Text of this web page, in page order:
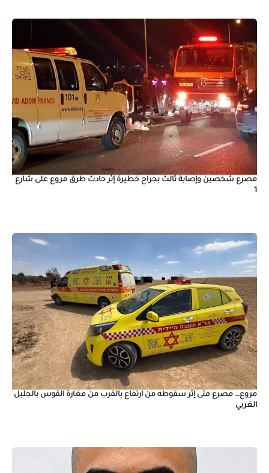
مصرع شخصين وإصابة ثالث بجراح خطيرة إثر حادث طرق مروع على شارع
1
مروع… مصرع فتى إثر سقوطه من ارتفاع بالقرب من مغارة القوس بالجليل
الغربي